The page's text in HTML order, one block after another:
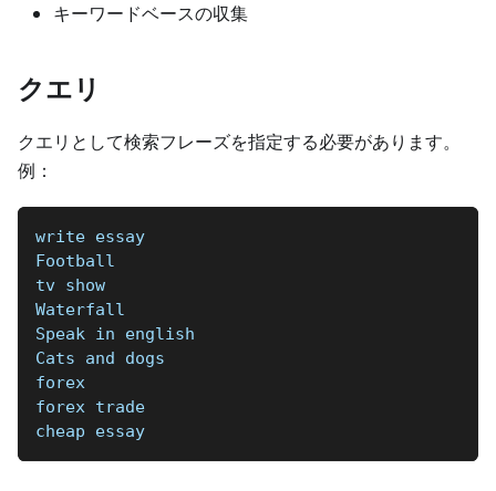
キーワードベースの収集
クエリ
クエリとして検索フレーズを指定する必要があります。
例：
write essay
Football
tv show
Waterfall
Speak in english
Cats and dogs
forex
forex trade
cheap essay